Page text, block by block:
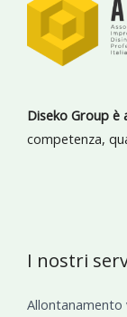
Diseko Group è
competenza,
I nostri
Allontanamento